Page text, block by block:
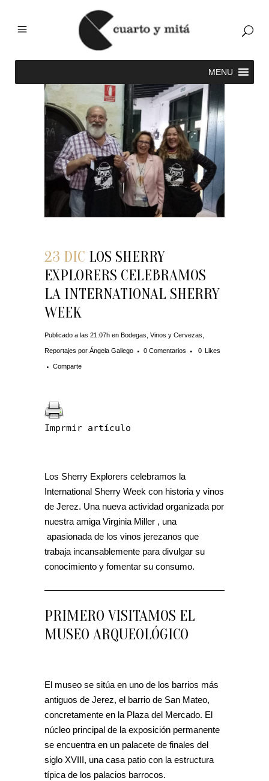
23 DIC LOS SHERRY
EXPLORERS CELEBRAMOS
LA INTERNATIONAL SHERRY
WEEK
Publicado a las 21:07h en Bodegas, Vinos y Cervezas,
Reportajes por Ángela Gallego 0 Comentarios 0 Likes
Comparte
Imprmir artículo
Los Sherry Explorers celebramos la
International Sherry Week con historia y vinos
de Jerez. Una nueva actividad organizada por
nuestra amiga Virginia Miller , una
apasionada de los vinos jerezanos que
trabaja incansablemente para divulgar su
conocimiento y fomentar su consumo.
PRIMERO VISITAMOS EL
MUSEO ARQUEOLÓGICO
El museo se sitúa en uno de los barrios más
antiguos de Jerez, el barrio de San Mateo,
concretamente en la Plaza del Mercado. El
núcleo principal de la exposición permanente
se encuentra en un palacete de finales del
siglo XVIII, una casa patio con la estructura
típica de los palacios barrocos.